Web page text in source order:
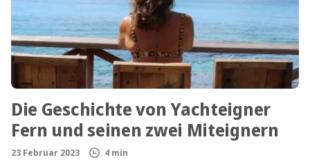
Die Geschichte von Yachteigner
Fern und seinen zwei Miteignern
23 Februar 2023 4 min